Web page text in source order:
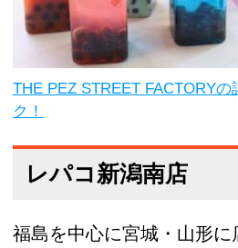
THE PEZ STREET FACTORY
ク！
レパコ新潟南店
福島を中心に宮城・山形に